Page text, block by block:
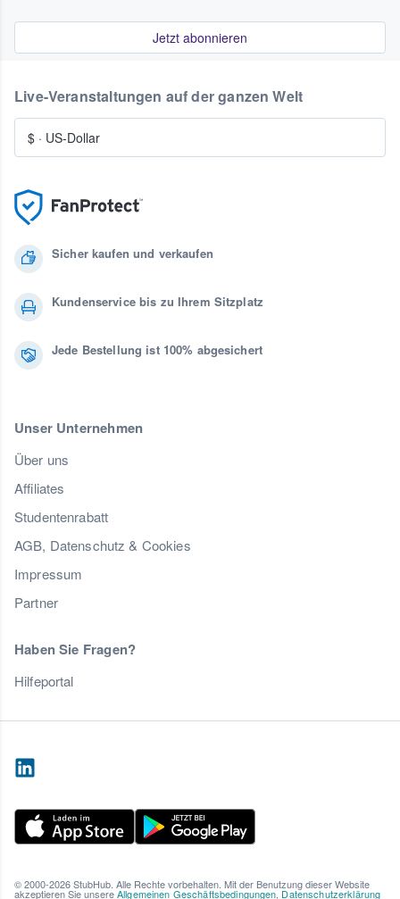
Jetzt abonnieren
Sicher kaufen und verkaufen
Kundenservice bis zu Ihrem Sitzplatz
Jede Bestellung ist 100% abgesichert
Unser Unternehmen
Über uns
Affiliates
Studentenrabatt
AGB, Datenschutz & Cookies
Impressum
Partner
Haben Sie Fragen?
Hilfeportal
Live-Veranstaltungen auf der ganzen Welt
$ · US-Dollar
© 2000-2026 StubHub. Alle Rechte vorbehalten. Mit der Benutzung dieser Website
akzeptieren Sie unsereAllgemeinen Geschäftsbedingungen, Datenschutzerklärung